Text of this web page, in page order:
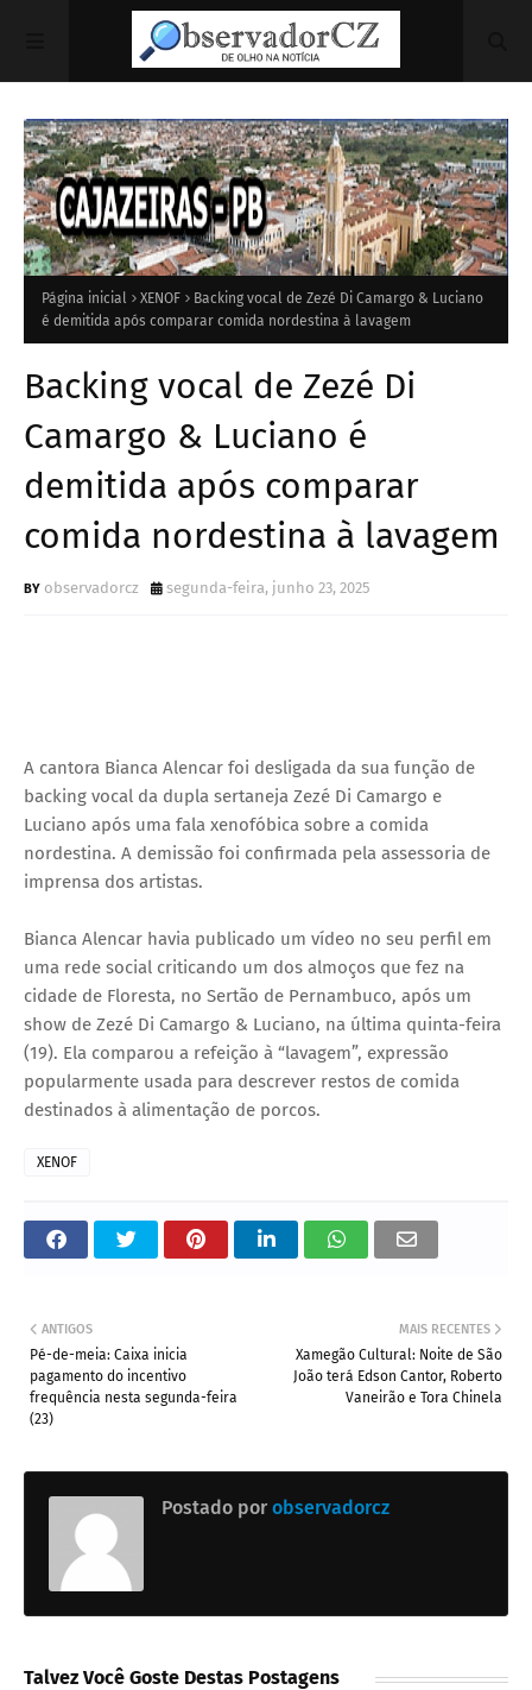
Página inicial XENOF
Backing vocal de Zezé Di Camargo & Luciano
é demitida após comparar comida nordestina à lavagem
Backing vocal de Zezé Di
Camargo & Luciano é
demitida após comparar
comida nordestina à lavagem
observadorcz segunda-feira, junho 23, 2025
A cantora Bianca Alencar foi desligada da sua função de
backing vocal da dupla sertaneja Zezé Di Camargo e
Luciano após uma fala xenofóbica sobre a comida
nordestina. A demissão foi confirmada pela assessoria de
imprensa dos artistas.
Bianca Alencar havia publicado um vídeo no seu perfil em
uma rede social criticando um dos almoços que fez na
cidade de Floresta, no Sertão de Pernambuco, após um
show de Zezé Di Camargo & Luciano, na última quinta-feira
(19). Ela comparou a refeição à “lavagem”, expressão
popularmente usada para descrever restos de comida
destinados à alimentação de porcos.
XENOF
MAIS RECENTES
Xamegão Cultural: Noite de São
João terá Edson Cantor, Roberto
Vaneirão e Tora Chinela
ANTIGOS
Pé-de-meia: Caixa inicia
pagamento do incentivo
frequência nesta segunda-feira
(23)
Postado por observadorcz
Talvez Você Goste Destas Postagens